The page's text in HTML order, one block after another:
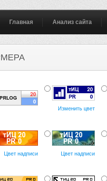
Главная Анализ сайта
Изменить цвет
Цвет надписи Цвет надписи